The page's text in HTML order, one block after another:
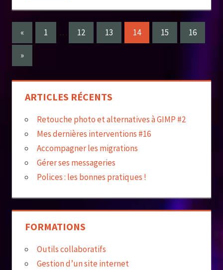
Pagination
des
publications
«Previous
Posts
1 … 12 13 14 15 16
Next
Posts
»
ARTICLES RÉCENTS
Retouche photo et alternatives à GIMP #2
Mes dernières interventions #16
Accompagner les migrations
Gérer ses messageries
Polices : les bonnes pratiques !
FORMATIONS
Outils collaboratifs
Gestion d’un site internet